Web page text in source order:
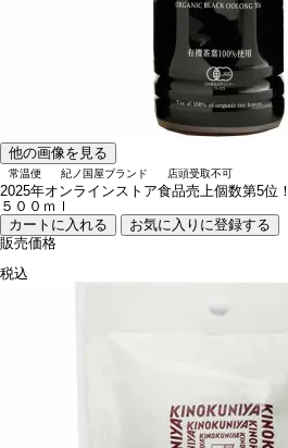
他の画像を見る
常温便 紀ノ国屋ブランド 店頭受取不可
2025年オンラインストア食品売上個数第5位！
５００ｍｌ
カートに入れる
お気に入りに登録する
販売価格
税込